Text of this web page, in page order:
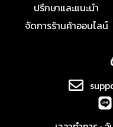
ปรึกษาและแนะนำ
จัดการร้านค้าออนไลน์